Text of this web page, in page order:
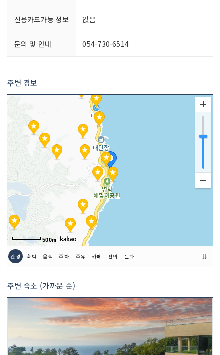
신용카드가능 정보 없음
문의 및 안내 054-730-6514
주변 정보
500m
관광 숙박 음식 주차 주유 카페 편의 문화 ⇊
주변 숙소 (가까운 순)